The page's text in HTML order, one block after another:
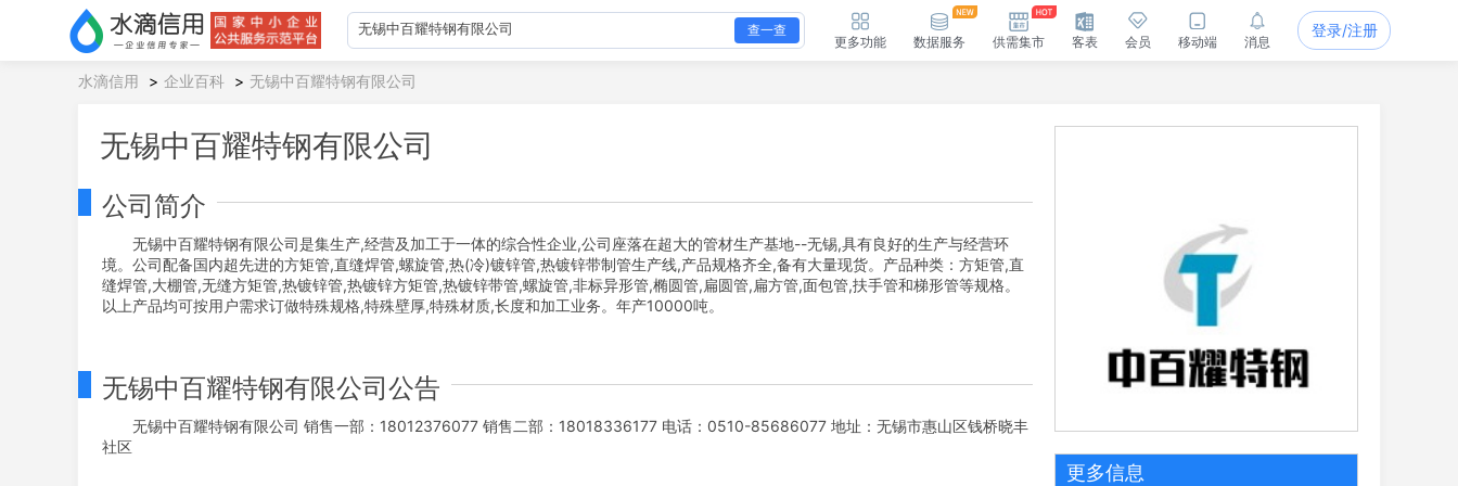
查一查
更多功能 数据服务 供需集市 客表 会员 移动端 消息
登录/注册
水滴信用 > 企业百科 > 无锡中百耀特钢有限公司
无锡中百耀特钢有限公司
公司简介
无锡中百耀特钢有限公司是集生产,经营及加工于一体的综合性企业,公司座落在超大的管材生产基地--无锡,具有良好的生产与经营环
境。公司配备国内超先进的方矩管,直缝焊管,螺旋管,热(冷)镀锌管,热镀锌带制管生产线,产品规格齐全,备有大量现货。产品种类：方矩管,直
缝焊管,大棚管,无缝方矩管,热镀锌管,热镀锌方矩管,热镀锌带管,螺旋管,非标异形管,椭圆管,扁圆管,扁方管,面包管,扶手管和梯形管等规格。
以上产品均可按用户需求订做特殊规格,特殊壁厚,特殊材质,长度和加工业务。年产10000吨。
无锡中百耀特钢有限公司公告
无锡中百耀特钢有限公司 销售一部：18012376077 销售二部：18018336177 电话：0510-85686077 地址：无锡市惠山区钱桥晓丰
社区
更多信息